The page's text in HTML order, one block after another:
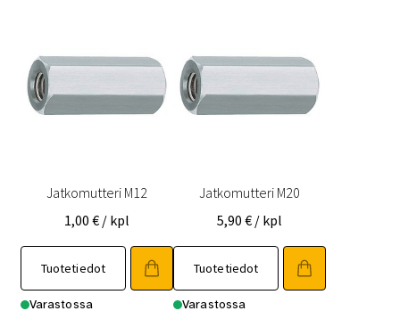
Jatkomutteri M12
1,00 € / kpl
Tuotetiedot
Varastossa
Jatkomutteri M20
5,90€ / kpl
Tuotetiedot
Varastossa